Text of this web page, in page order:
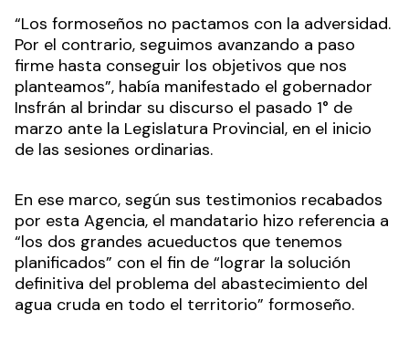
“Los formoseños no pactamos con la adversidad.
Por el contrario, seguimos avanzando a paso
firme hasta conseguir los objetivos que nos
planteamos”, había manifestado el gobernador
Insfrán al brindar su discurso el pasado 1° de
marzo ante la Legislatura Provincial, en el inicio
de las sesiones ordinarias.
En ese marco, según sus testimonios recabados
por esta Agencia, el mandatario hizo referencia a
“los dos grandes acueductos que tenemos
planificados” con el fin de “lograr la solución
definitiva del problema del abastecimiento del
agua cruda en todo el territorio” formoseño.